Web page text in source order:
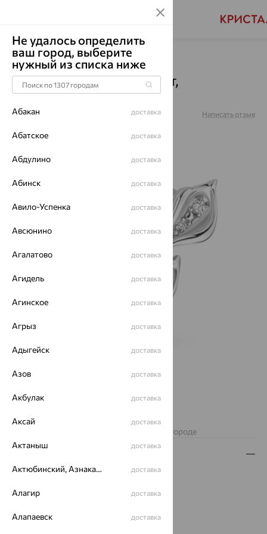
Главная Каталог Броши Фианит
Брошь, серебро, фианит,
1510019411-501
Артикул: Написать отзыв
Нет в наличии
Изделие недоступно для заказа в вашем городе
1.52 — 1.55
Металл:
Страна происхождения:
РОССИЯ
Не удалось определить
ваш город, выберите
нужный из списка ниже
Абакан доставка
Абатское доставка
Абдулино доставка
Абинск доставка
Авило-Успенка доставка
Авсюнино доставка
Агалатово доставка
Агидель доставка
Агинское доставка
Агрыз доставка
Адыгейск доставка
Азов доставка
Акбулак доставка
Аксай доставка
Актаныш доставка
Актюбинский, Азнакаевский район доставка
Алагир доставка
Алапаевск доставка